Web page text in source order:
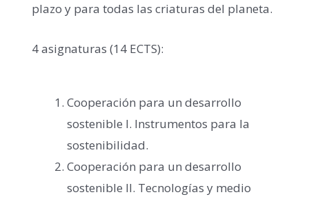
plazo y para todas las criaturas del planeta.
4 asignaturas (14 ECTS):
Cooperación para un desarrollo
sostenible I. Instrumentos para la
sostenibilidad.
Cooperación para un desarrollo
sostenible II. Tecnologías y medio